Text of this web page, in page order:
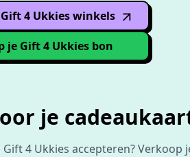
4 Ukkies winkels
(opens innew window
je Gift 4 Ukkies bon
je
4 Ukkies accepteren? Verkoop